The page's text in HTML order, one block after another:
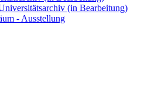
(in Bearbeitung)
- Ausstellung